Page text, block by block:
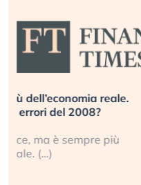
Russia e Cina pronti
investitori stanno
Gli investitori tech
geopolitico: il (…)